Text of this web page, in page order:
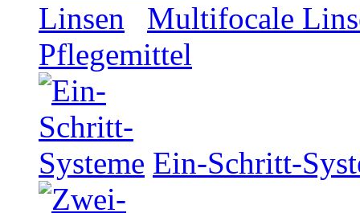
Multifocale
Pflegemittel
Ein-Schritt-